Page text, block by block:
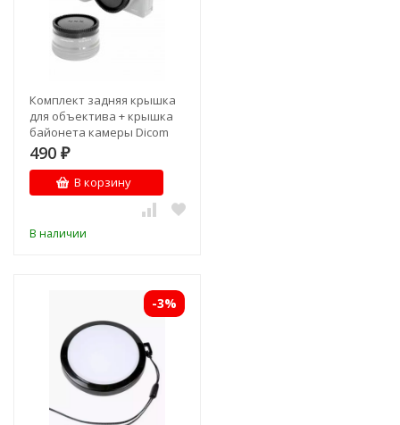
Комплект задняя крышка
для объектива + крышка
байонета камеры Dicom
для Sony Nex
490 ₽
В корзину
В наличии
-3%